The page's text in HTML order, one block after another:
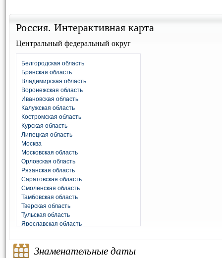
Россия. Интерактивная карта
Центральный федеральный округ
Белгородская область
Брянская область
Владимирская область
Воронежская область
Ивановская область
Калужская область
Костромская область
Курская область
Липецкая область
Москва
Московская область
Орловская область
Рязанская область
Саратовская область
Смоленская область
Тамбовская область
Тверская область
Тульская область
Ярославская область
Знаменательные даты